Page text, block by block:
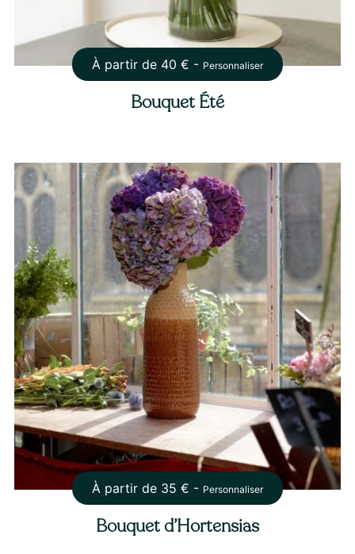
À partir de 40 € - Personnaliser
Bouquet Été
À partir de 35 € - Personnaliser
Bouquet d’Hortensias